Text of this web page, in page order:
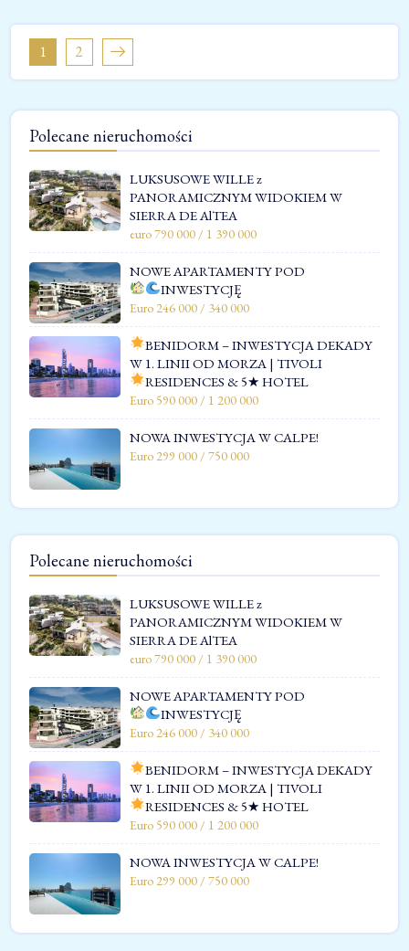
1 2
Polecane nieruchomości
LUKSUSOWE WILLE z
PANORAMICZNYM WIDOKIEM W
SIERRA DE AlTEA
euro 790 000 / 1 390 000
NOWE APARTAMENTY POD
INWESTYCJĘ
Euro 246 000 / 340 000
BENIDORM – INWESTYCJA DEKADY
W 1. LINII OD MORZA | TIVOLI
RESIDENCES & 5★ HOTEL
Euro 590 000 / 1 200 000
NOWA INWESTYCJA W CALPE!
Euro 299 000 / 750 000
Polecane nieruchomości
LUKSUSOWE WILLE z
PANORAMICZNYM WIDOKIEM W
SIERRA DE AlTEA
euro 790 000 / 1 390 000
NOWE APARTAMENTY POD
INWESTYCJĘ
Euro 246 000 / 340 000
BENIDORM – INWESTYCJA DEKADY
W 1. LINII OD MORZA | TIVOLI
RESIDENCES & 5★ HOTEL
Euro 590 000 / 1 200 000
NOWA INWESTYCJA W CALPE!
Euro 299 000 / 750 000